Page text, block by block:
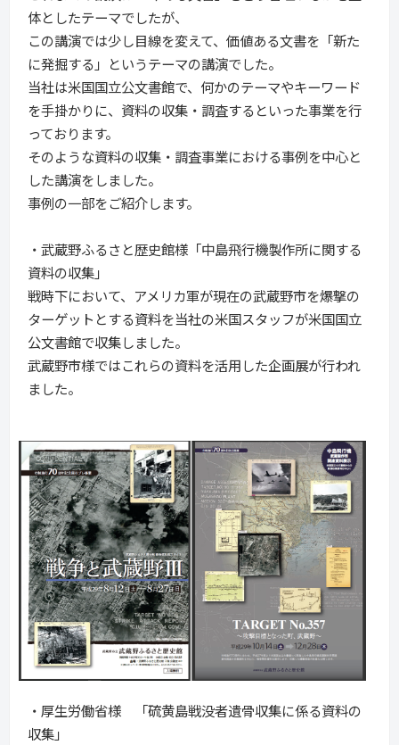
体としたテーマでしたが、
この講演では少し目線を変えて、価値ある文書を「新た
に発掘する」というテーマの講演でした。
当社は米国国立公文書館で、何かのテーマやキーワード
を手掛かりに、資料の収集・調査するといった事業を行
っております。
そのような資料の収集・調査事業における事例を中心と
した講演をしました。
事例の一部をご紹介します。
・武蔵野ふるさと歴史館様「中島飛行機製作所に関する
資料の収集」
戦時下において、アメリカ軍が現在の武蔵野市を爆撃の
ターゲットとする資料を当社の米国スタッフが米国国立
公文書館で収集しました。
武蔵野市様ではこれらの資料を活用した企画展が行われ
ました。
・厚生労働省様 「硫黄島戦没者遺骨収集に係る資料の
収集」